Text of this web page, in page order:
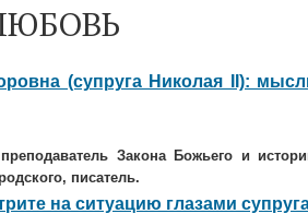
(супруга Николая II):
преподаватель Закона Божьего и
писатель.
на ситуацию глазами